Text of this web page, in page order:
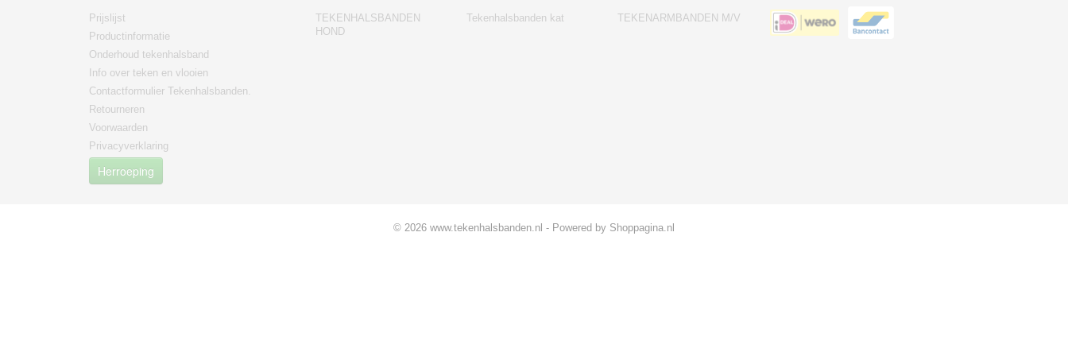
Prijslijst
Productinformatie
Onderhoud tekenhalsband
Info over teken en vlooien
Contactformulier Tekenhalsbanden.
Retourneren
Voorwaarden
Privacyverklaring
Herroeping
TEKENHALSBANDEN
HOND
Tekenhalsbanden kat TEKENARMBANDEN M/V
© 2026 www.tekenhalsbanden.nl - Powered by Shoppagina.nl